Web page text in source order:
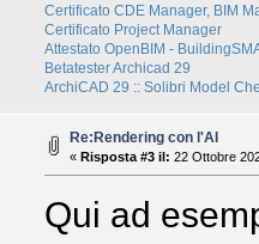
Certificato CDE Manager, BIM
Certificato Project Manager
Attestato OpenBIM -
Betatester Archicad 29
ArchiCAD 29 :: Solibri Model
Re:Rendering con l'AI
« Risposta #3 il: 22 Ottobre
Qui ad